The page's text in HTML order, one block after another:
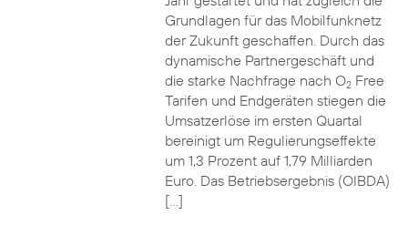
Grundlagen für das Mobilfunknetz
der Zukunft geschaffen. Durch das
dynamische Partnergeschäft und
die starke Nachfrage nach O2Free
Tarifen und Endgeräten stiegen die
Umsatzerlöse im ersten Quartal
bereinigt um Regulierungseffekte
um 1,3 Prozent auf 1,79 Milliarden
Euro. Das Betriebsergebnis (OIBDA)
[…]